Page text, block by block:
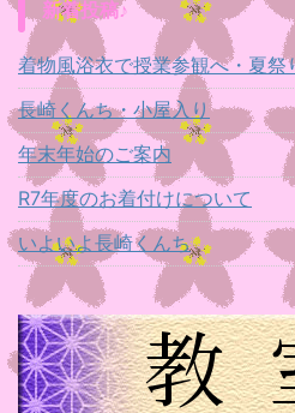
新着投稿♪
着物風浴衣で授業参観へ・夏祭
長崎くんち・小屋入り
年末年始のご案内
R7年度のお着付けについて
いよいよ長崎くんち